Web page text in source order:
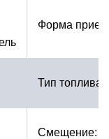
Форма
Тип топлива:
Смещение: